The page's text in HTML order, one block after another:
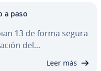
a paso
13 de forma segura
del…
Leer más